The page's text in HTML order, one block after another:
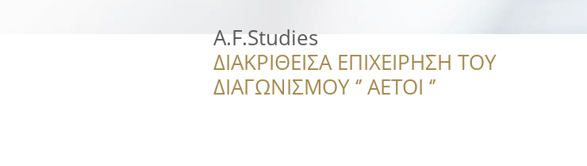
A.F.Studies
ΔΙΑΚΡΙΘΕΙΣΑ ΕΠΙΧΕΙΡΗΣΗ ΤΟΥ
ΔΙΑΓΩΝΙΣΜΟΥ ‘’ ΑΕΤΟΙ ‘’